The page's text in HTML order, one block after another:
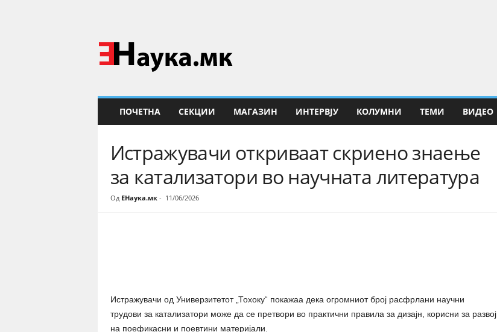
Н
а
у
ПОЧЕТНА СЕКЦИИ МАГАЗИН ИНТЕРВЈУ КОЛУМНИ ТЕМИ ВИДЕО
Истражувачи откриваат скриено знаење
за катализатори во научната литература
Од ЕНаука.мк- 11/06/2026
Истражувачи од Универзитетот „Тохоку“ покажаа дека огромниот број расфрлани научни
трудови за катализатори може да се претвори во практични правила за дизајн, корисни за развој
на поефикасни и поевтини материјали.